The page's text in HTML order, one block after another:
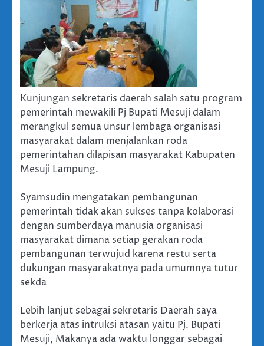
Kunjungan sekretaris daerah salah satu program
pemerintah mewakili Pj Bupati Mesuji dalam
merangkul semua unsur lembaga organisasi
masyarakat dalam menjalankan roda
pemerintahan dilapisan masyarakat Kabupaten
Mesuji Lampung.
Syamsudin mengatakan pembangunan
pemerintah tidak akan sukses tanpa kolaborasi
dengan sumberdaya manusia organisasi
masyarakat dimana setiap gerakan roda
pembangunan terwujud karena restu serta
dukungan masyarakatnya pada umumnya tutur
sekda
Lebih lanjut sebagai sekretaris Daerah saya
berkerja atas intruksi atasan yaitu Pj. Bupati
Mesuji, Makanya ada waktu longgar sebagai